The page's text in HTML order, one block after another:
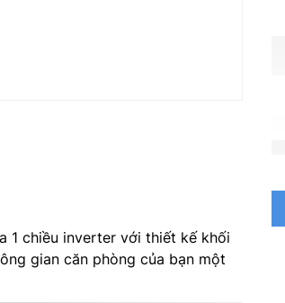
1 chiều inverter với thiết kế khối
gian căn phòng của bạn một